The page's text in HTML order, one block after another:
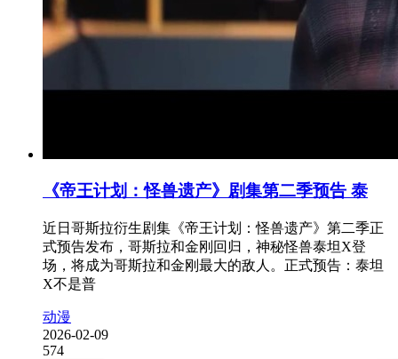
《帝王计划：怪兽遗产》剧集第二季预告 泰
近日哥斯拉衍生剧集《帝王计划：怪兽遗产》第二季正
式预告发布，哥斯拉和金刚回归，神秘怪兽泰坦X登
场，将成为哥斯拉和金刚最大的敌人。正式预告：泰坦
X不是普
动漫
2026-02-09
574